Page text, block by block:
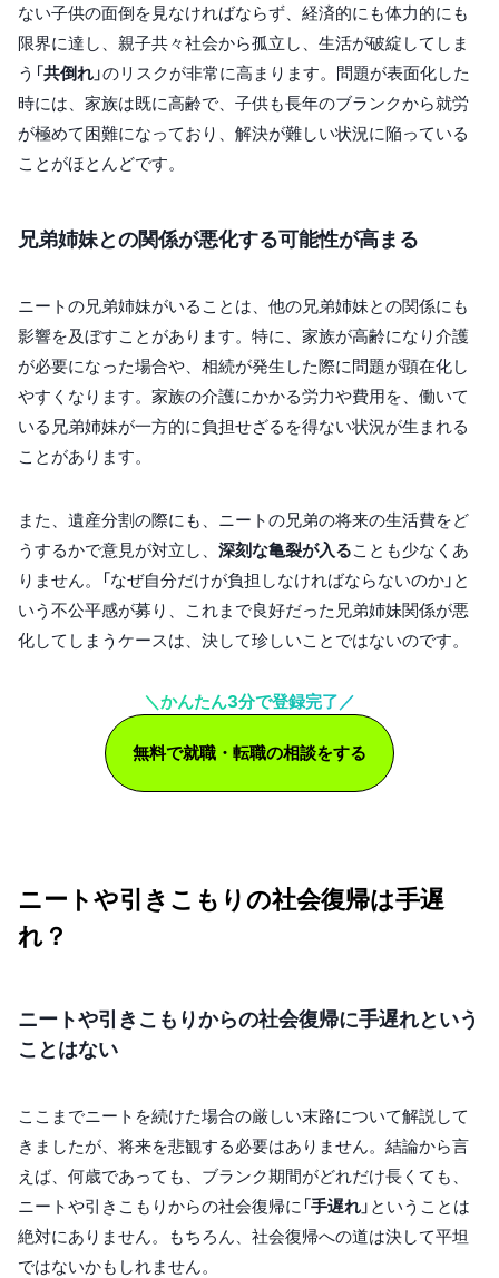
ない子供の面倒を見なければならず、経済的にも体力的にも
限界に達し、親子共々社会から孤立し、生活が破綻してしま
う「共倒れ」のリスクが非常に高まります。問題が表面化した
時には、家族は既に高齢で、子供も長年のブランクから就労
が極めて困難になっており、解決が難しい状況に陥っている
ことがほとんどです。
兄弟姉妹との関係が悪化する可能性が高まる
ニートの兄弟姉妹がいることは、他の兄弟姉妹との関係にも
影響を及ぼすことがあります。特に、家族が高齢になり介護
が必要になった場合や、相続が発生した際に問題が顕在化し
やすくなります。家族の介護にかかる労力や費用を、働いて
いる兄弟姉妹が一方的に負担せざるを得ない状況が生まれる
ことがあります。
また、遺産分割の際にも、ニートの兄弟の将来の生活費をど
うするかで意見が対立し、 深刻な亀裂が入ることも少なくあ
りません。「なぜ自分だけが負担しなければならないのか」と
いう不公平感が募り、これまで良好だった兄弟姉妹関係が悪
化してしまうケースは、決して珍しいことではないのです。
＼かんたん3分で登録完了／
無料で就職・転職の相談をする
ニートや引きこもりの社会復帰は手遅
れ？
ニートや引きこもりからの社会復帰に手遅れという
ことはない
ここまでニートを続けた場合の厳しい末路について解説して
きましたが、将来を悲観する必要はありません。結論から言
えば、何歳であっても、ブランク期間がどれだけ長くても、
ニートや引きこもりからの社会復帰に「手遅れ」ということは
絶対にありません。もちろん、社会復帰への道は決して平坦
ではないかもしれません。